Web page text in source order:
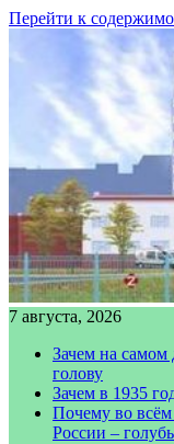
Перейти к
7 августа, 2026
Зачем на самом
голову
Зачем в 1935
Почему во
России –